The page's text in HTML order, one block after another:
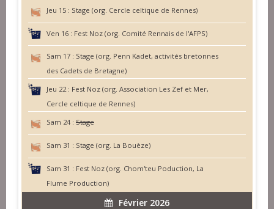
Jeu 15 : Stage (org. Cercle celtique de Rennes)
Ven 16 : Fest Noz (org. Comité Rennais de l'AFPS)
Sam 17 : Stage (org. Penn Kadet, activités bretonnes
des Cadets de Bretagne)
Jeu 22 : Fest Noz (org. Association Les Zef et Mer,
Cercle celtique de Rennes)
Sam 24 : Stage
Sam 31 : Stage (org. La Bouèze)
Sam 31 : Fest Noz (org. Chom'teu Poduction, La
Flume Production)
Février 2026